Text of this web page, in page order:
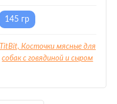
145 гр
TitBit, Косточки мясные для
собак с говядиной и сыром